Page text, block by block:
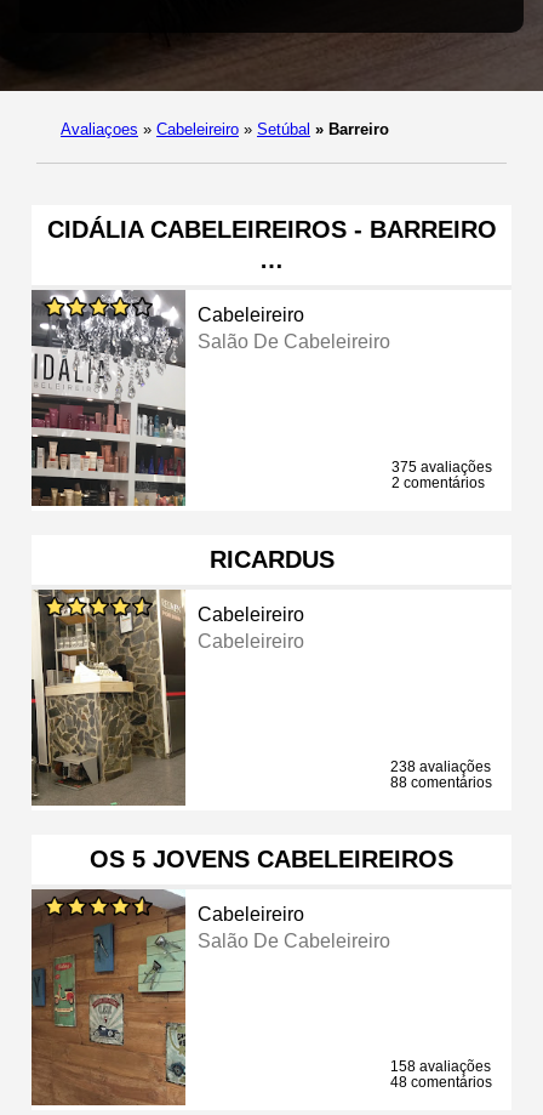
Avaliaçoes » Cabeleireiro » Setúbal » Barreiro
CIDÁLIA CABELEIREIROS - BARREIRO
…
Cabeleireiro
Salão De Cabeleireiro
375 avaliações
2 comentários
RICARDUS
Cabeleireiro
Cabeleireiro
238 avaliações
88 comentários
OS 5 JOVENS CABELEIREIROS
Cabeleireiro
Salão De Cabeleireiro
158 avaliações
48 comentários